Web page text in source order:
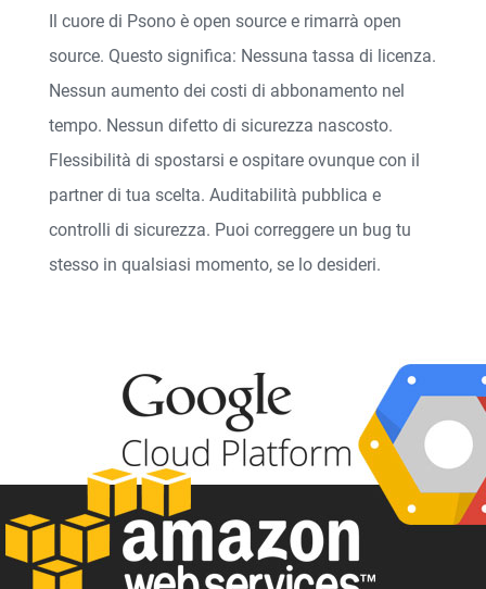
Il cuore di Psono è open source e rimarrà open
source. Questo significa: Nessuna tassa di licenza.
Nessun aumento dei costi di abbonamento nel
tempo. Nessun difetto di sicurezza nascosto.
Flessibilità di spostarsi e ospitare ovunque con il
partner di tua scelta. Auditabilità pubblica e
controlli di sicurezza. Puoi correggere un bug tu
stesso in qualsiasi momento, se lo desideri.